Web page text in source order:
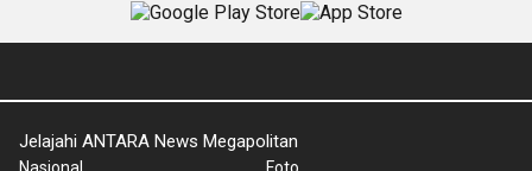
Jelajahi ANTARA News Megapolitan